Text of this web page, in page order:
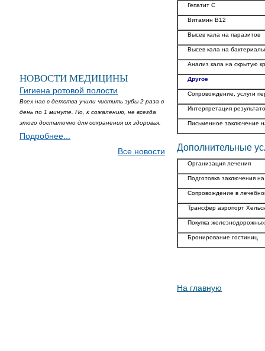
НОВОСТИ МЕДИЦИНЫ
Гигиена ротовой полости
Всех нас с детства учили чистить зубы 2 раза в
день по 1 минуте. Но, к сожалению, не всегда
этого достаточно для сохранения их здоровья.
Подробнее...
Все новости
Гепатит C
Витамин B12
Высев кала на паразитов
Высев кала на
Анализ кала на скрытую
Другое
Сопровождение, услуги
Интерпретация
Письменное заключение
Дополнительные
Организация лечения
Подготовка заключения
Сопровождение в
Трансфер аэропорт
Покупка
Бронирование гостиниц
На главную